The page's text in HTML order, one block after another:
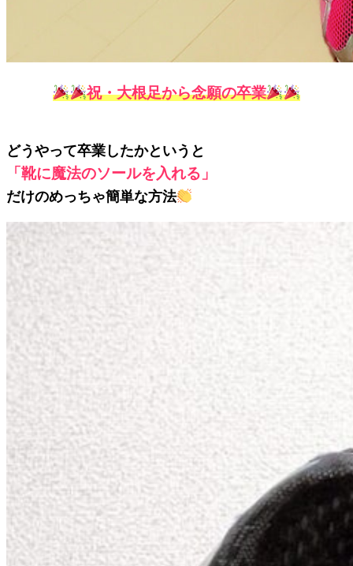
祝・大根足から念願の卒業
どうやって卒業したかというと
「靴に魔法のソールを入れる」
だけのめっちゃ簡単な方法